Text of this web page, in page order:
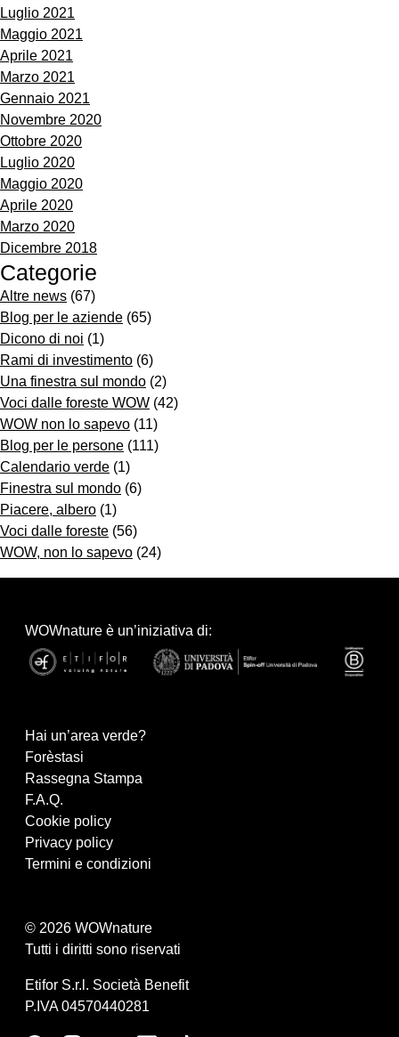
Luglio 2021
Maggio 2021
Aprile 2021
Marzo 2021
Gennaio 2021
Novembre 2020
Ottobre 2020
Luglio 2020
Maggio 2020
Aprile 2020
Marzo 2020
Dicembre 2018
Categorie
Altre news (67)
Blog per le aziende (65)
Dicono di noi (1)
Rami di investimento (6)
Una finestra sul mondo (2)
Voci dalle foreste WOW (42)
WOW non lo sapevo (11)
Blog per le persone (111)
Calendario verde (1)
Finestra sul mondo (6)
Piacere, albero (1)
Voci dalle foreste (56)
WOW, non lo sapevo (24)
WOWnature è un’iniziativa di:
Hai un’area verde?
Forèstasi
Rassegna Stampa
F.A.Q.
Cookie policy
Privacy policy
Termini e condizioni
© 2026 WOWnature
Tutti i diritti sono riservati
Etifor S.r.l. Società Benefit
P.IVA 04570440281